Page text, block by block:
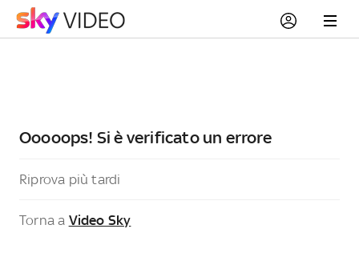
Ooooops! Si è verificato un errore
Riprova più tardi
Torna a Video Sky